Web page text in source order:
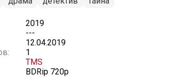
2019
---
12.04.2019
1
TMS
BDRip 720p